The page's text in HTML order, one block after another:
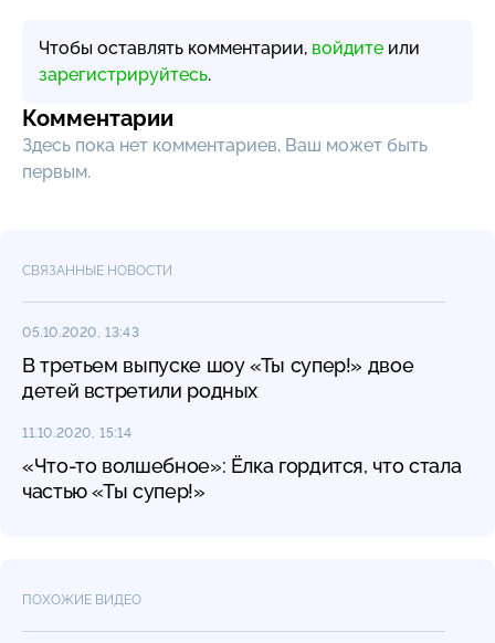
Чтобы оставлять комментарии, войдите или
зарегистрируйтесь.
Комментарии
Здесь пока нет комментариев, Ваш может быть
первым.
СВЯЗАННЫЕ НОВОСТИ
05.10.2020, 13:43
В третьем выпуске шоу «Ты супер!» двое
детей встретили родных
11.10.2020, 15:14
«Что-то волшебное»: Ёлка гордится, что стала
частью «Ты супер!»
ПОХОЖИЕ ВИДЕО